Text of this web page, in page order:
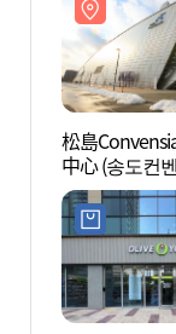
松島
中心 (송도컨